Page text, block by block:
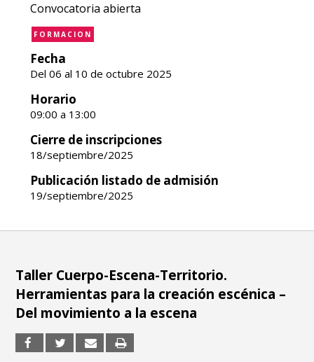
Convocatoria abierta
FORMACION
Fecha
Del 06 al 10 de octubre 2025
Horario
09:00 a 13:00
Cierre de inscripciones
18/septiembre/2025
Publicación listado de admisión
19/septiembre/2025
Taller Cuerpo-Escena-Territorio.
Herramientas para la creación escénica –
Del movimiento a la escena